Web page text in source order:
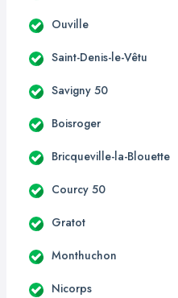
Ouville
Saint-Denis-le-Vêtu
Savigny 50
Boisroger
Bricqueville-la-Blouette
Courcy 50
Gratot
Monthuchon
Nicorps